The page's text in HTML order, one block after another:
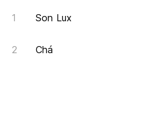
Son Lux
Chá